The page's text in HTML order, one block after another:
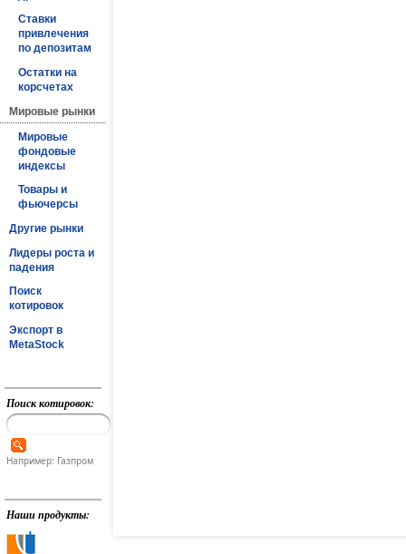
Ставки
привлечения
по депозитам
Остатки на
корсчетах
Мировые рынки
Мировые
фондовые
индексы
Товары и
фьючерсы
Другие рынки
Лидеры роста и
падения
Поиск
котировок
Экспорт в
MetaStock
Поиск котировок:
Например: Газпром
Наши продукты: